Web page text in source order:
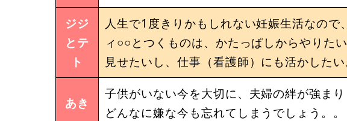
ジジ
とテ
ト
人生で1度きりかもしれない妊娠生活なの
ィ○○とつくものは、かたっぱしからやりた
見せたいし、仕事（看護師）にも活かしたい
あき
子供がいない今を大切に、夫婦の絆が強ま
どんなに嫌な今も忘れてしまうでしょう。